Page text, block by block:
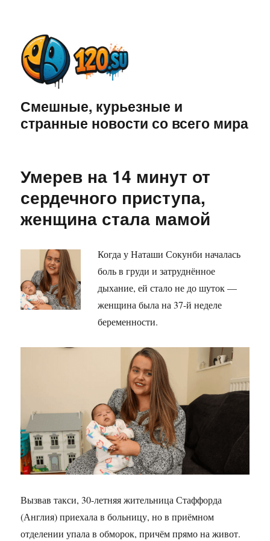
Смешные, курьезные и
странные новости со всего мира
Умерев на 14 минут от
сердечного приступа,
женщина стала мамой
Когда у Наташи Сокунби началась
боль в груди и затруднённое
дыхание, ей стало не до шуток —
женщина была на 37-й неделе
беременности.
Вызвав такси, 30-летняя жительница Стаффорда
(Англия) приехала в больницу, но в приёмном
отделении упала в обморок, причём прямо на живот.